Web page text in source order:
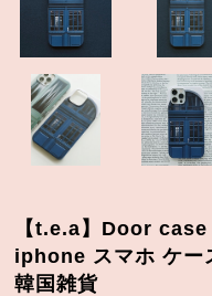
【t.e.a】Door
iphone スマホ ケー
韓国雑貨